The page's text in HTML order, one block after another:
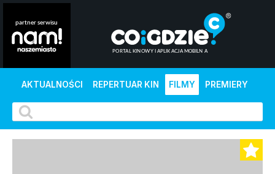
AKTUALNOŚCI REPERTUAR KIN FILMY PREMIERY